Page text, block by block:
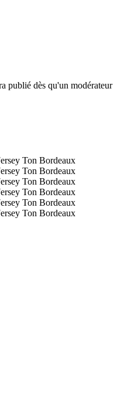
publié dès qu'un modérateur